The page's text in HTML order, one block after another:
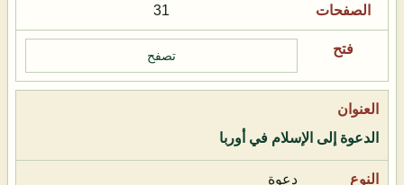
31
تصفح
الدعوة إلى الإسلام في أوربا
دعوة